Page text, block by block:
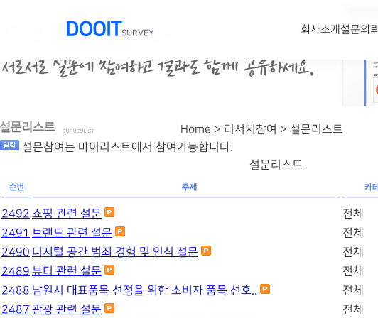
DOOITSURVEY 회사소개설문의뢰
Home > 리서치참여 > 설문리스트
설문참여는 마이리스트에서 참여가능합니다.
설문리스트
2492 쇼핑 관련 설문 전체
2491 브랜드 관련 설문 전체
2490 디지털 공간 범죄 경험 및 인식 설문 전체
2489 뷰티 관련 설문 전체
2488 남원시 대표품목 선정을 위한 소비자 품목 선호.. 전체
2487 관광 관련 설문 전체